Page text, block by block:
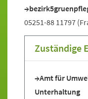
05251-88 11797
Zuständige
Amt für
Unterhaltung